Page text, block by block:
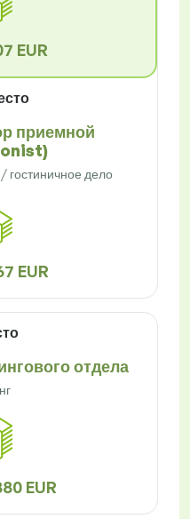
EUR
приемной
гостиничное дело
EUR
отдела
EUR